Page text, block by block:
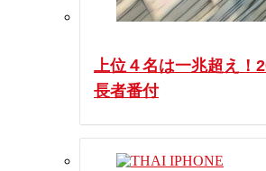
上位４名は一兆超え！
長者番付